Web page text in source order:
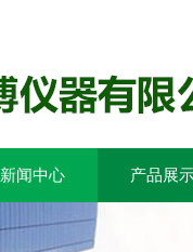
新闻中心 产品展